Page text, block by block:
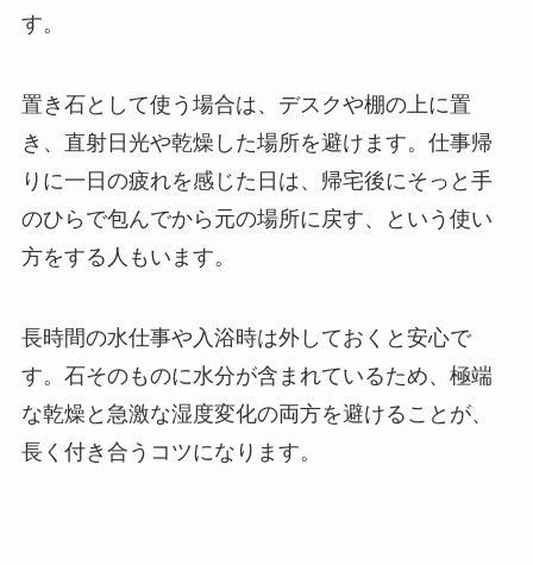
す。
置き石として使う場合は、デスクや棚の上に置
き、直射日光や乾燥した場所を避けます。仕事帰
りに一日の疲れを感じた日は、帰宅後にそっと手
のひらで包んでから元の場所に戻す、という使い
方をする人もいます。
長時間の水仕事や入浴時は外しておくと安心で
す。石そのものに水分が含まれているため、極端
な乾燥と急激な湿度変化の両方を避けることが、
長く付き合うコツになります。